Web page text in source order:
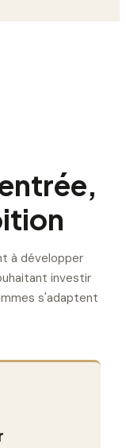
à développer
investir
s'adaptent